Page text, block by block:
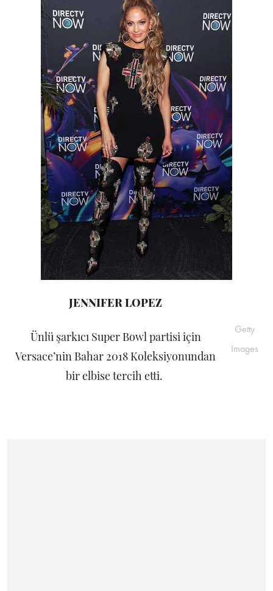
JENNIFER LOPEZ
Ünlü şarkıcı Super Bowl partisi için
Versace’nin Bahar 2018 Koleksiyonundan
bir elbise tercih etti.
Getty
Images